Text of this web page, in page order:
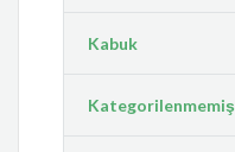
Kabuk
Kategorilenmemiş